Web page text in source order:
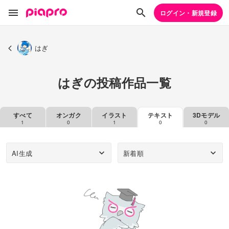
ログイン・新規登録
はぎ
はぎの投稿作品一覧
すべて
1
オンガク
0
イラスト
1
テキスト
0
3Dモデル
0
AI生成 新着順